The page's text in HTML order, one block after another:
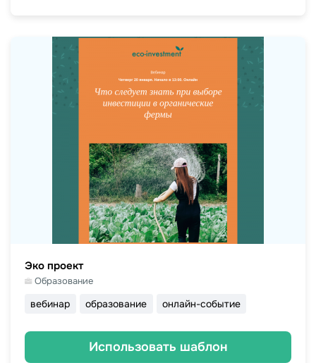
Эко проект
Образование
вебинар образование онлайн-событие
Использовать шаблон